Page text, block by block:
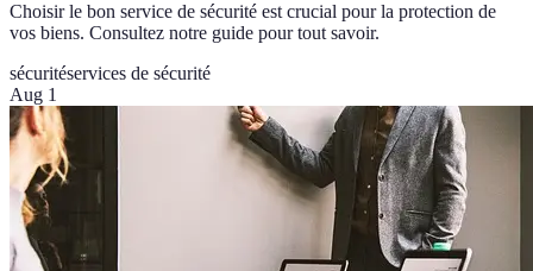
Choisir le bon service de sécurité est crucial pour la protection de
vos biens. Consultez notre guide pour tout savoir.
sécuritéservices de sécurité
Aug 1